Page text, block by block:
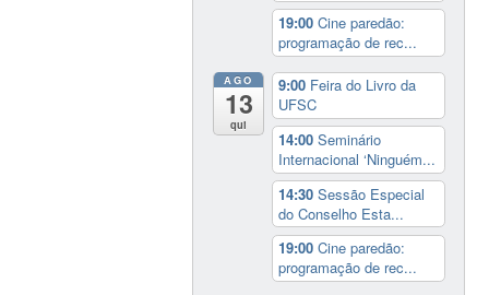
19:00Cine paredão:
programação de rec...
AGO
13
qui
9:00 Feira do Livro da
UFSC
14:00Seminário
Internacional ‘Ninguém...
14:30Sessão Especial
do Conselho Esta...
19:00Cine paredão:
programação de rec...